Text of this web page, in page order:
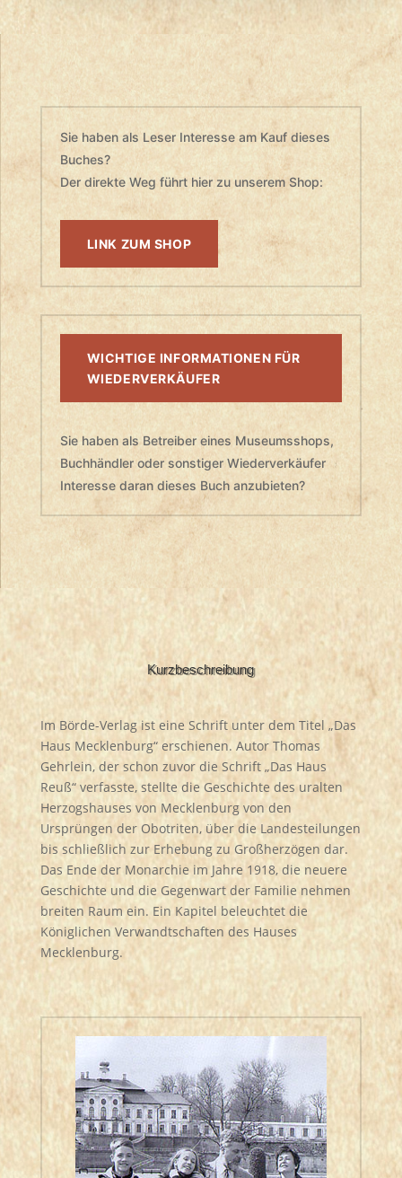
Sie haben als Leser Interesse am Kauf dieses
Buches?
Der direkte Weg führt hier zu unserem Shop:
LINK ZUM SHOP
WICHTIGE INFORMATIONEN FÜR
WIEDERVERKÄUFER
Sie haben als Betreiber eines Museumsshops,
Buchhändler oder sonstiger Wiederverkäufer
Interesse daran dieses Buch anzubieten?
Kurzbeschreibung
Im Börde-Verlag ist eine Schrift unter dem Titel „Das
Haus Mecklenburg“ erschienen. Autor Thomas
Gehrlein, der schon zuvor die Schrift „Das Haus
Reuß“ verfasste, stellte die Geschichte des uralten
Herzogshauses von Mecklenburg von den
Ursprüngen der Obotriten, über die Landesteilungen
bis schließlich zur Erhebung zu Großherzögen dar.
Das Ende der Monarchie im Jahre 1918, die neuere
Geschichte und die Gegenwart der Familie nehmen
breiten Raum ein. Ein Kapitel beleuchtet die
Königlichen Verwandtschaften des Hauses
Mecklenburg.